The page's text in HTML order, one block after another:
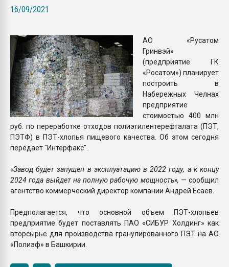
16/09/2021
АО «Русатом
Гринвэй»
(предприятие ГК
«Росатом») планирует
построить в
Набережных Челнах
предприятие
стоимостью 400 млн
руб. по переработке отходов полиэтилентерефталата (ПЭТ,
ПЭТФ) в ПЭТ-хлопья пищевого качества. Об этом сегодня
передает "Интерфакс".
«Завод будет запущен в эксплуатацию в 2022 году, а к концу
2024 года выйдет на полную рабочую мощность», — сообщил
агентство коммерческий директор компании Андрей Есаев.
Предполагается, что основной объем ПЭТ-хлопьев
предприятие будет поставлять ПАО «СИБУР Холдинг» как
вторсырье для производства гранулированного ПЭТ на АО
«Полиэф» в Башкирии.